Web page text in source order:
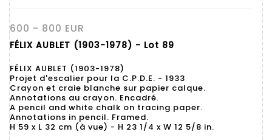
600 - 800 EUR
FÉLIX AUBLET (1903-1978) - Lot 89
FÉLIX AUBLET (1903-1978)
Projet d'escalier pour la C.P.D.E. - 1933
Crayon et craie blanche sur papier calque.
Annotations au crayon. Encadré.
A pencil and white chalk on tracing paper.
Annotations in pencil. Framed.
H 59 x L 32 cm (à vue) - H 23 1/4 x W 12 5/8 in.